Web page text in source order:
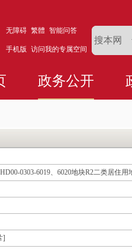
无障碍 繁體 智能问答
手机版 访问我的专属空间
政务公开
0303-6019、6020地块R2二类居住用
]